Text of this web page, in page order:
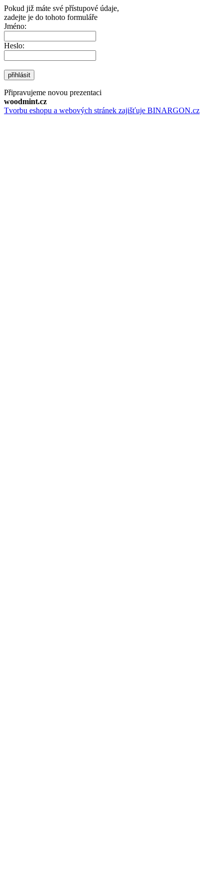
Pokud již máte své přístupové údaje,
zadejte je do tohoto formuláře
Jméno:
Heslo:
přihlásit
Připravujeme novou prezentaci
woodmint.cz
Tvorbu eshopu a webových stránek zajišťuje BINARGON.cz